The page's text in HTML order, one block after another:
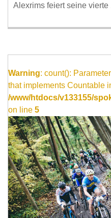
Alexrims feiert seine vierte
Warning: count():
that implements Countable
/www/htdocs/v133155/
on line 5